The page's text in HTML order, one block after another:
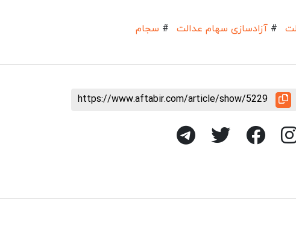
# آزادسازی سهام عدالت # سجام
https://www.aftabir.com/article/show/5229